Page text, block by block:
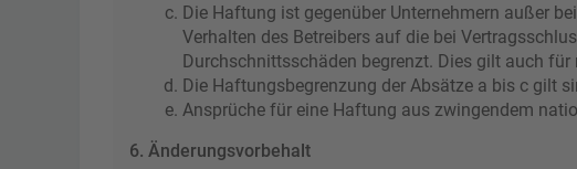
Die Haftung ist gegenüber Unternehmern außer
Verhalten des Betreibers auf die bei
Durchschnittsschäden begrenzt. Dies gilt auch
Die Haftungsbegrenzung der Absätze a bis c gilt
Ansprüche für eine Haftung aus zwingendem
6. Änderungsvorbehalt